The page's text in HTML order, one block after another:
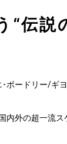
“伝説
ボードリー/ギ
内外の超一流